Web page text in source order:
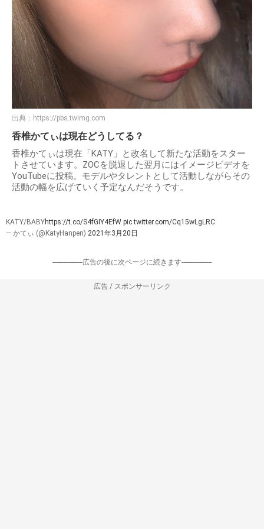
出典： https://pbs.twimg.com
香椎かてぃは現在どうしてる？
香椎かてぃは現在「KATY」と改名して新たな活動をスター
トさせています。ZOCを脱退した翌月にはイメージビデオを
YouTubeに投稿。モデルやタレントとして活動しながらその
活動の幅を広げていく予定なんだそうです。
KATY/BABYhttps://t.co/S4fGIY4EfW pic.twitter.com/Cq15wLgLRC
— かてぃ (@KatyHanpen) 2021年3月20日
-----------------広告の後に次ページに続きます-----------------
広告 / スポンサーリンク